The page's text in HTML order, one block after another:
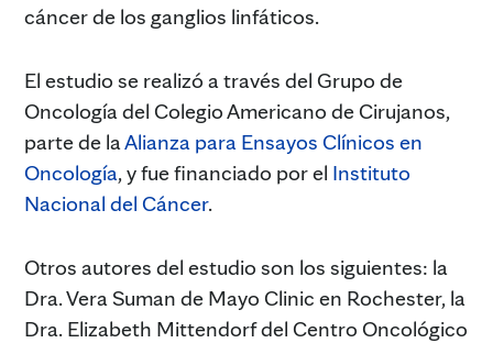
cáncer de los ganglios linfáticos.
El estudio se realizó a través del Grupo de
Oncología del Colegio Americano de Cirujanos,
parte de laAlianza para Ensayos Clínicos en
Oncología, y fue financiado por el Instituto
Nacional del Cáncer.
Otros autores del estudio son los siguientes: la
Dra. Vera Suman de Mayo Clinic en Rochester, la
Dra. Elizabeth Mittendorf del Centro Oncológico